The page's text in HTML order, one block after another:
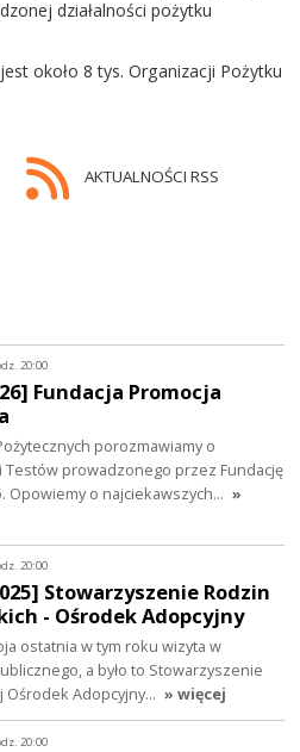
działalności pożytku
około 8 tys. Organizacji Pożytku
AKTUALNOŚCI RSS
20:00
Fundacja Promocja
porozmawiamy o
Testów prowadzonego przez Fundację
Opowiemy o najciekawszych… »
20:00
Stowarzyszenie Rodzin
- Ośrodek Adopcyjny
ostatnia w tym roku wizyta w
a było to Stowarzyszenie
Ośrodek Adopcyjny… » więcej
20:00